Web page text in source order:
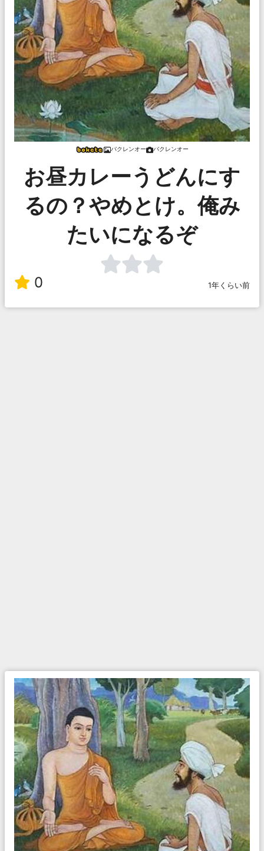
バクレンオー バクレンオー
お昼カレーうどんにす
るの？やめとけ。俺み
たいになるぞ
0 1年くらい前